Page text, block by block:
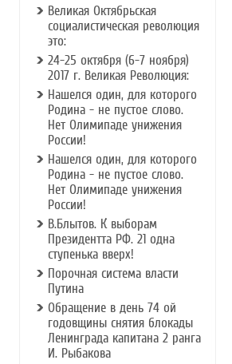
Великая Октябрьская
социалистическая революция
это:
24-25 октября (6-7 ноября)
2017 г. Великая Революция:
Нашелся один, для которого
Родина - не пустое слово.
Нет Олимипаде унижения
России!
Нашелся один, для которого
Родина - не пустое слово.
Нет Олимипаде унижения
России!
В.Блытов. К выборам
Президентта РФ. 21 одна
ступенька вверх!
Порочная система власти
Путина
Обращение в день 74 ой
годовщины снятия блокады
Ленинграда капитана 2 ранга
И. Рыбакова